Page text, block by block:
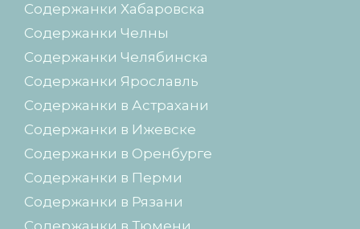
Содержанки Хабаровска
Содержанки Челны
Содержанки Челябинска
Содержанки Ярославль
Содержанки в Астрахани
Содержанки в Ижевске
Содержанки в Оренбурге
Содержанки в Перми
Содержанки в Рязани